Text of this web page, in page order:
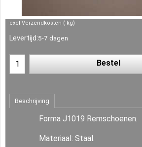
excl Verzendkosten kg
Levertijd:5-7 dagen
Bestel
Beschrijving
Forma J1019 Remschoenen.
Materiaal: Staal.